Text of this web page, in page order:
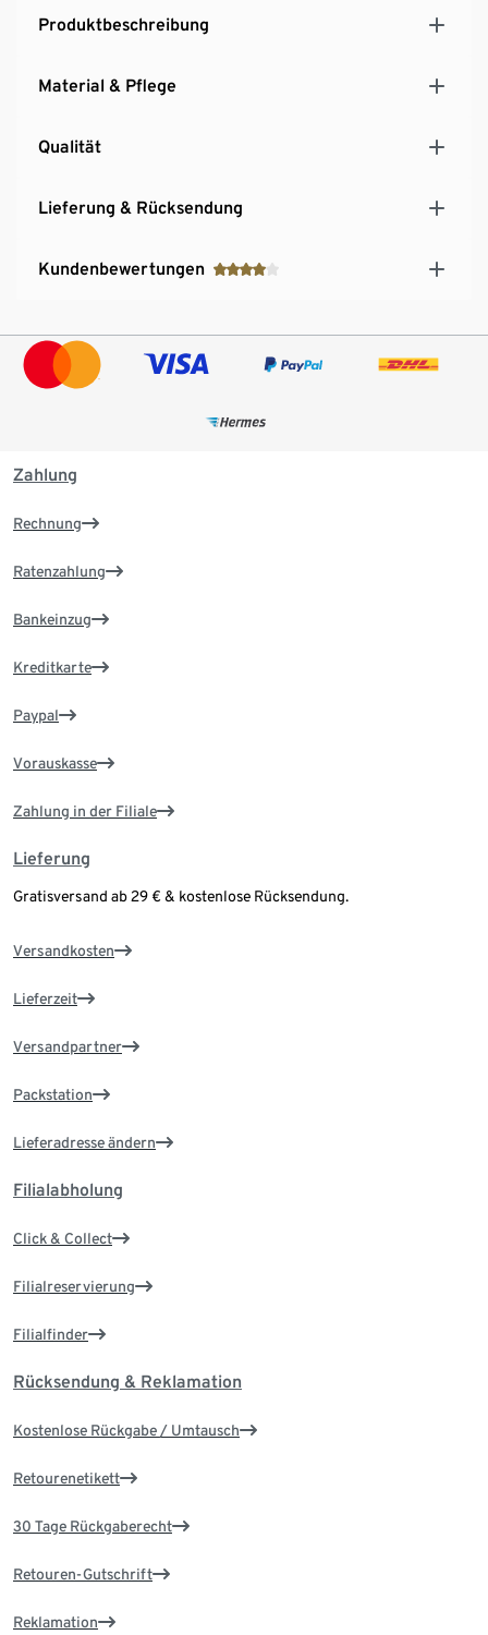
Produktbeschreibung
Material & Pflege
Qualität
Lieferung & Rücksendung
Kundenbewertungen
Zahlung
Rechnung
Ratenzahlung
Bankeinzug
Kreditkarte
Paypal
Vorauskasse
Zahlung in der Filiale
Lieferung
Gratisversand ab 29 € & kostenlose Rücksendung.
Versandkosten
Lieferzeit
Versandpartner
Packstation
Lieferadresse ändern
Filialabholung
Click & Collect
Filialreservierung
Filialfinder
Rücksendung & Reklamation
Kostenlose Rückgabe / Umtausch
Retourenetikett
30 Tage Rückgaberecht
Retouren-Gutschrift
Reklamation